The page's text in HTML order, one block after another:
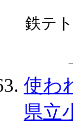
鉄テ
使わ
県立